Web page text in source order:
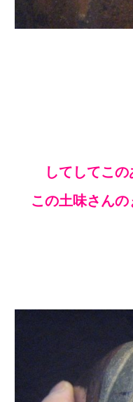
してしてこ
この土味さんの